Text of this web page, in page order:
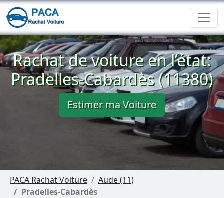
Rachat de voiture en l’état:
Pradelles-Cabardès (11380)
Estimer ma Voiture
PACA Rachat Voiture
Aude (11)
Pradelles-Cabardès